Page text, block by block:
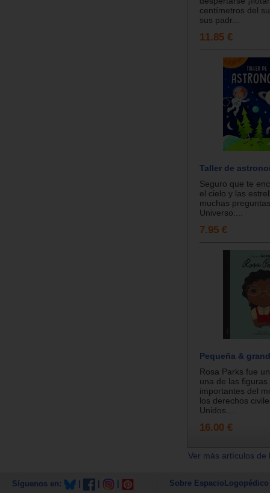
centímetros del
sus padr...
11.85 €
Taller de
Seguro que te
el cielo y las
muchas
Universo....
7.95 €
Pequeña &
Rosa Parks fue
una de las figuras
importantes del
los derechos
Unidos....
16.00 €
Ver más artículos
Síguenos en: Sobre EspacioLogopédico